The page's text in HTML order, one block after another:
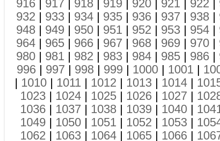
916 | 917 | 918 | 919 | 920 | 921 | 922 |
932 | 933 | 934 | 935 | 936 | 937 | 938 |
948 | 949 | 950 | 951 | 952 | 953 | 954 |
964 | 965 | 966 | 967 | 968 | 969 | 970 |
980 | 981 | 982 | 983 | 984 | 985 | 986 |
996 | 997 | 998 | 999 | 1000 | 1001 |
| 1010 | 1011 | 1012 | 1013 | 1014 |
1023 | 1024 | 1025 | 1026 | 1027 |
1036 | 1037 | 1038 | 1039 | 1040 |
1049 | 1050 | 1051 | 1052 | 1053 |
1062 | 1063 | 1064 | 1065 | 1066 |